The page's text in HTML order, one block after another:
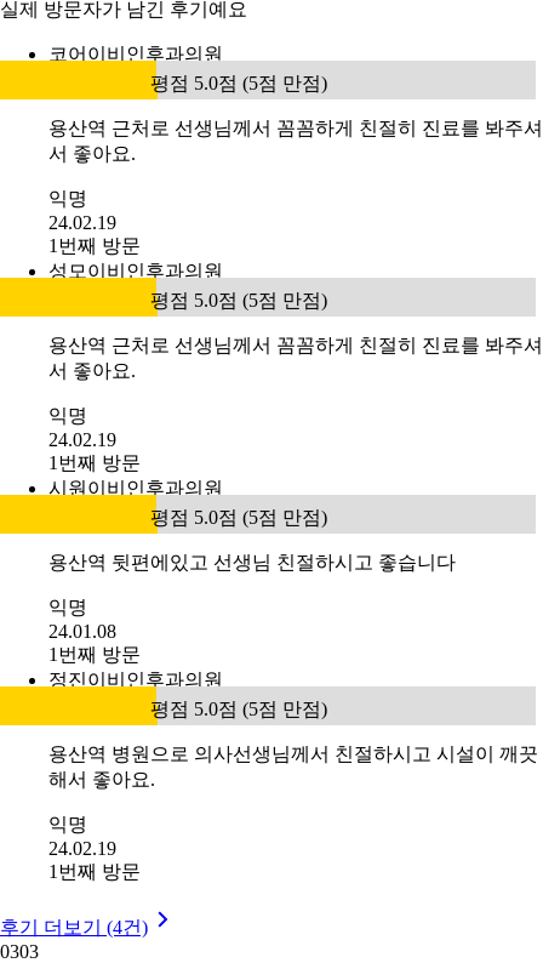
실제 방문자가 남긴 후기예요
코어이비인후과의원
평점 5.0점 (5점 만점)
용산역 근처로 선생님께서 꼼꼼하게 친절히 진료를 봐주셔
서 좋아요.
익명
24.02.19
1번째 방문
성모이비인후과의원
평점 5.0점 (5점 만점)
용산역 근처로 선생님께서 꼼꼼하게 친절히 진료를 봐주셔
서 좋아요.
익명
24.02.19
1번째 방문
시원이비인후과의원
평점 5.0점 (5점 만점)
용산역 뒷편에있고 선생님 친절하시고 좋습니다
익명
24.01.08
1번째 방문
정진이비인후과의원
평점 5.0점 (5점 만점)
용산역 병원으로 의사선생님께서 친절하시고 시설이 깨끗
해서 좋아요.
익명
24.02.19
1번째 방문
후기 더보기 (4건)
0303